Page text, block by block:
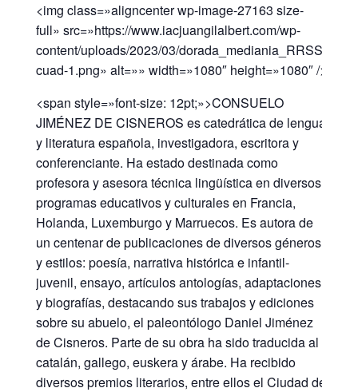
<img class=»aligncenter wp-image-27163 size-
full» src=»https://www.iacjuangilalbert.com/wp-
content/uploads/2023/03/dorada_mediania_RRSS-
cuad-1.png» alt=»» width=»1080″ height=»1080″ />
<span style=»font-size: 12pt;»>CONSUELO
JIMÉNEZ DE CISNEROS es catedrática de lengua
y literatura española, investigadora, escritora y
conferenciante. Ha estado destinada como
profesora y asesora técnica lingüística en diversos
programas educativos y culturales en Francia,
Holanda, Luxemburgo y Marruecos. Es autora de
un centenar de publicaciones de diversos géneros
y estilos: poesía, narrativa histórica e infantil-
juvenil, ensayo, artículos antologías, adaptaciones
y biografías, destacando sus trabajos y ediciones
sobre su abuelo, el paleontólogo Daniel Jiménez
de Cisneros. Parte de su obra ha sido traducida al
catalán, gallego, euskera y árabe. Ha recibido
diversos premios literarios, entre ellos el Ciudad de